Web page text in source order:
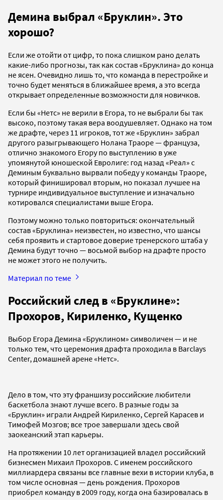
Демина выбрал «Бруклин». Это
хорошо?
Если же отойти от цифр, то пока слишком рано делать
какие-либо прогнозы, так как состав «Бруклина» до конца
не ясен. Очевидно лишь то, что команда в перестройке и
точно будет меняться в ближайшее время, а это всегда
открывает определенные возможности для новичков.
Если бы «Нетс» не верили в Егора, то не выбрали бы так
высоко, поэтому такая вера воодушевляет. Однако на том
же драфте, через 11 игроков, тот же «Бруклин» забрал
другого разыгрывающего Нолана Траоре — француза,
отлично знакомого Егору по выступлению в уже
упомянутой юношеской Евролиге: год назад «Реал» с
Деминым буквально вырвали победу у команды Траоре,
который финишировал вторым, но показал лучшее на
турнире индивидуальное выступление и изначально
котировался специалистами выше Егора.
Поэтому можно только повториться: окончательный
состав «Бруклина» неизвестен, но известно, что шансы
себя проявить и стартовое доверие тренерского штаба у
Демина будут точно — восьмой выбор на драфте просто
не может этого не получить.
Материал по теме
Российский след в «Бруклине»:
Прохоров, Кириленко, Кущенко
Выбор Егора Демина «Бруклином» символичен — и не
только тем, что церемония драфта проходила в Barclays
Center, домашней арене «Нетс».
Дело в том, что эту франшизу российские любители
баскетбола знают лучше всего. В разные годы за
«Бруклин» играли Андрей Кириленко, Сергей Карасев и
Тимофей Мозгов; все трое завершали здесь свой
заокеанский этап карьеры.
На протяжении 10 лет организацией владел российский
бизнесмен Михаил Прохоров. С именем российского
миллиардера связаны все главные вехи в истории клуба, в
том числе основная — день рождения. Прохоров
приобрел команду в 2009 году, когда она базировалась в